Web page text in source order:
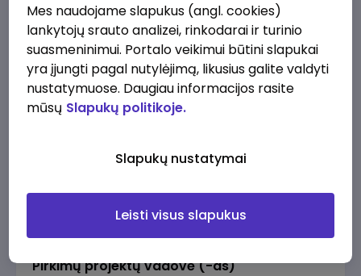
prieš 2 val.
IT sprendimų architektas (-ė) (Vilnius, LT)
JSC Lithuanian Railways
Pirkimų projektų vadovė (-as)
Mes naudojame slapukus (angl. cookies)
lankytojų srauto analizei, rinkodarai ir turinio
suasmeninimui. Portalo veikimui būtini slapukai
yra įjungti pagal nutylėjimą, likusius galite valdyti
nustatymuose. Daugiau informacijos rasite
mūsų Slapukų politikoje.
Slapukų nustatymai
Leisti visus slapukus